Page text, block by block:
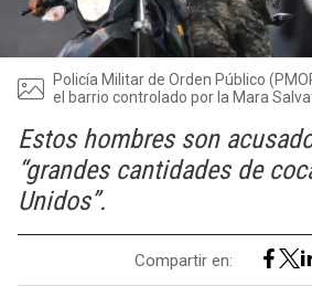
Policía Militar de Orden Público
el barrio controlado por la Mara
Estos hombres son
“grandes cantidades de
Unidos”.
Compartir en: